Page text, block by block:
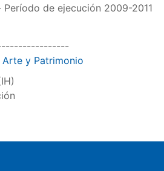
Período de ejecución 2009-2011
y Patrimonio